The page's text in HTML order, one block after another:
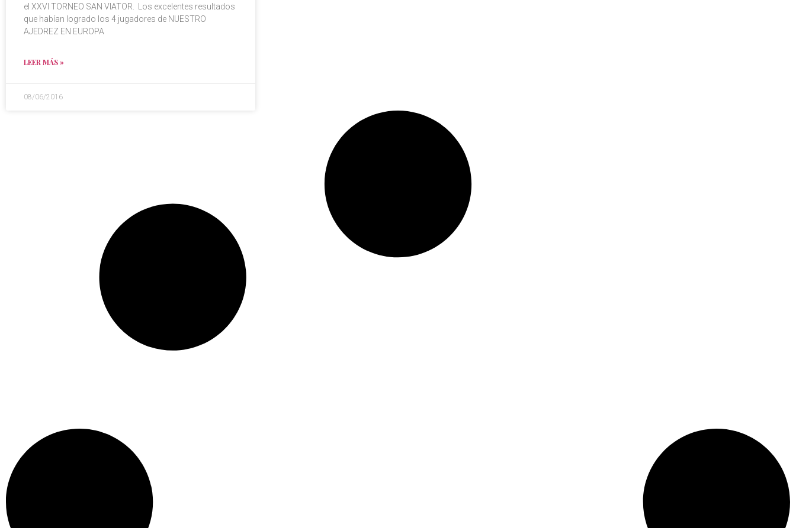
el XXVI TORNEO SAN VIATOR. Los excelentes resultados
que habían logrado los 4 jugadores de NUESTRO
AJEDREZ EN EUROPA
LEER MÁS »
08/06/2016